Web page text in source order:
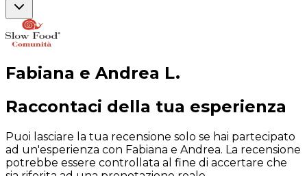
Fabiana e Andrea L.
Raccontaci della tua esperienza
Puoi lasciare la tua recensione solo se hai partecipato
ad un'esperienza con Fabiana e Andrea. La recensione
potrebbe essere controllata al fine di accertare che